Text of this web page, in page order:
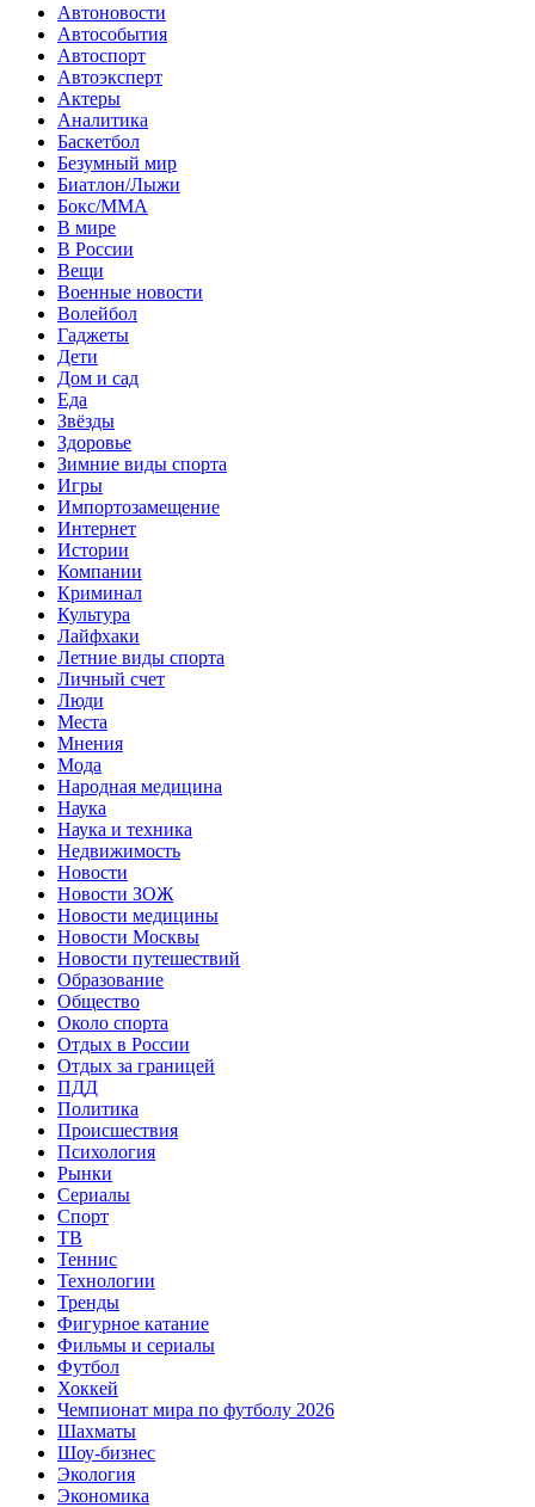
Автоновости
Автособытия
Автоспорт
Автоэксперт
Актеры
Аналитика
Баскетбол
Безумный мир
Биатлон/Лыжи
Бокс/MMA
В мире
В России
Вещи
Военные новости
Волейбол
Гаджеты
Дети
Дом и сад
Еда
Звёзды
Здоровье
Зимние виды спорта
Игры
Импортозамещение
Интернет
Истории
Компании
Криминал
Культура
Лайфхаки
Летние виды спорта
Личный счет
Люди
Места
Мнения
Мода
Народная медицина
Наука
Наука и техника
Недвижимость
Новости
Новости ЗОЖ
Новости медицины
Новости Москвы
Новости путешествий
Образование
Общество
Около спорта
Отдых в России
Отдых за границей
ПДД
Политика
Происшествия
Психология
Рынки
Сериалы
Спорт
ТВ
Теннис
Технологии
Тренды
Фигурное катание
Фильмы и сериалы
Футбол
Хоккей
Чемпионат мира по футболу 2026
Шахматы
Шоу-бизнес
Экология
Экономика